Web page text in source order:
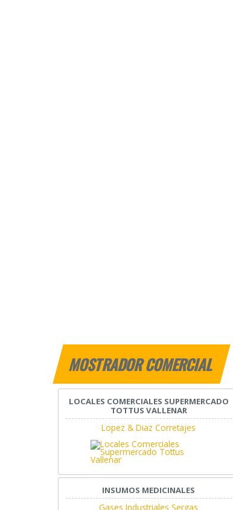
MOSTRADOR COMERCIAL
LOCALES COMERCIALES SUPERMERCADO
TOTTUS VALLENAR
Lopez & Diaz Corretajes
INSUMOS MEDICINALES
Gases Industriales Sergas